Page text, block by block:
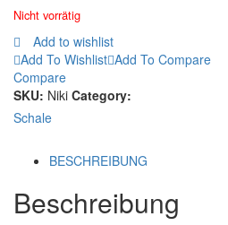
Nicht vorrätig
Add to wishlist
Add To Wishlist Add To Compare
Compare
SKU: Niki Category:
Schale
BESCHREIBUNG
Beschreibung